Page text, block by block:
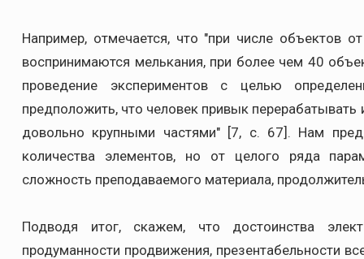
Например, отмечается, что "при числе
воспринимаются мелькания, при более чем 40
проведение экспериментов с целью
предположить, что человек привык
довольно крупными частями" [7, с. 67]. Нам
количества элементов, но от целого ряда
сложность преподаваемого материала,
Подводя итог, скажем, что достоинства
продуманности продвижения, презентабельности